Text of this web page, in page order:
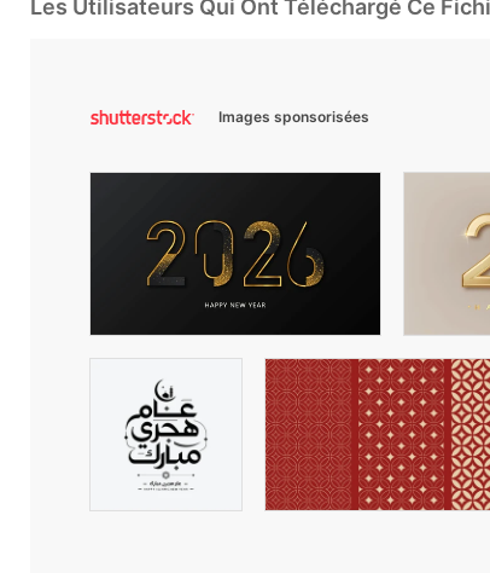
Les Utilisateurs Qui Ont Téléchargé Ce
Images sponsorisées